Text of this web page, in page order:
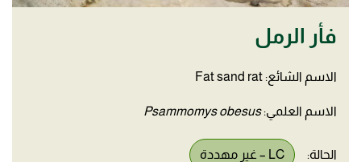
فأر الرمل
الاسم الشائع: Fat sand rat
الاسم العلمي:Psammomys obesus
الحالة: LC – غير مهددة